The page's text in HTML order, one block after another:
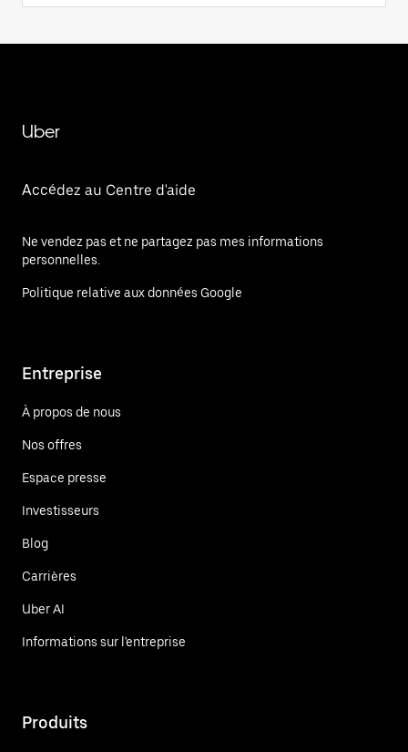
Uber
Accédez au Centre d'aide
Ne vendez pas et ne partagez pas mes informations
personnelles.
Politique relative aux données Google
Entreprise
À propos de nous
Nos offres
Espace presse
Investisseurs
Blog
Carrières
Uber AI
Informations sur l'entreprise
Produits